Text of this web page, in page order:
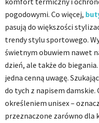
pogodowymi. Co więcej,
pasują do większości
trendy stylu sportowego.
świetnym obuwiem nawet
dzień, ale także do
jedna cenną uwagę.
do tych z napisem damskie.
określeniem unisex –
przeznaczone zarówno dla